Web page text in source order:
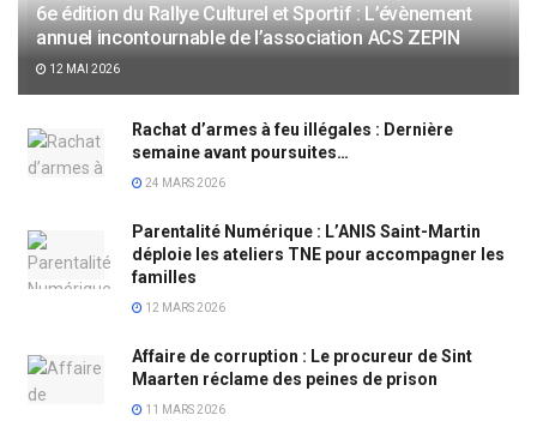
6e édition du Rallye Culturel et Sportif : L’évènement
annuel incontournable de l’association ACS ZEPIN
12 MAI 2026
Rachat d’armes à feu illégales : Dernière
semaine avant poursuites…
24 MARS 2026
Parentalité Numérique : L’ANIS Saint-Martin
déploie les ateliers TNE pour accompagner les
familles
12 MARS 2026
Affaire de corruption : Le procureur de Sint
Maarten réclame des peines de prison
11 MARS 2026